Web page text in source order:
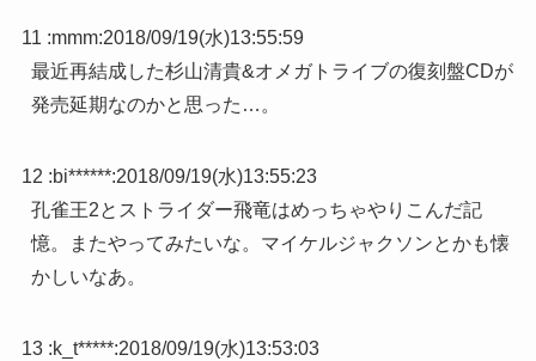
11 :mmm:2018/09/19(水)13:55:59
最近再結成した杉山清貴&オメガトライブの復刻盤CDが
発売延期なのかと思った…。
12 :bi******:2018/09/19(水)13:55:23
孔雀王2とストライダー飛竜はめっちゃやりこんだ記
憶。またやってみたいな。マイケルジャクソンとかも懐
かしいなあ。
13 :k_t*****:2018/09/19(水)13:53:03